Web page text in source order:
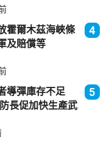
霍爾木茲海峽條
及賠償等
4
導彈庫存不足
長促加快生產武
5